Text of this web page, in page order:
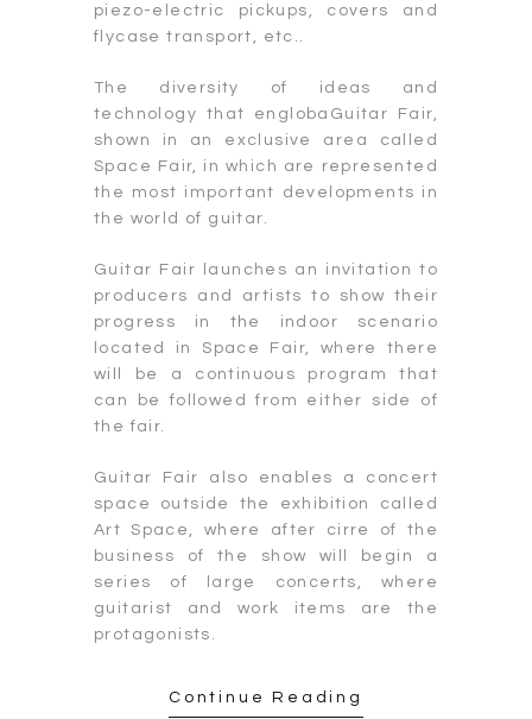
piezo-electric pickups, covers and
flycase transport, etc..
The diversity of ideas and
technology that englobaGuitar Fair,
shown in an exclusive area called
Space Fair, in which are represented
the most important developments in
the world of guitar.
Guitar Fair launches an invitation to
producers and artists to show their
progress in the indoor scenario
located in Space Fair, where there
will be a continuous program that
can be followed from either side of
the fair.
Guitar Fair also enables a concert
space outside the exhibition called
Art Space, where after cirre of the
business of the show will begin a
series of large concerts, where
guitarist and work items are the
protagonists.
Continue Reading